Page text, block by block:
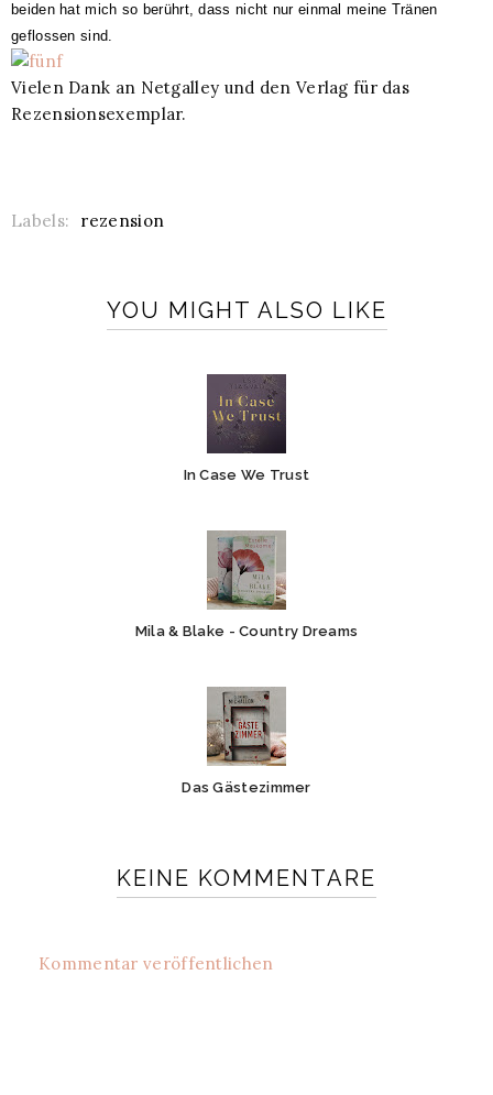
beiden hat mich so berührt, dass nicht nur einmal meine Tränen
geflossen sind.
Vielen Dank an Netgalley und den Verlag für das
Rezensionsexemplar.
Labels: rezension
YOU MIGHT ALSO LIKE
In Case We Trust
Mila & Blake - Country Dreams
Das Gästezimmer
KEINE KOMMENTARE
Kommentar veröffentlichen